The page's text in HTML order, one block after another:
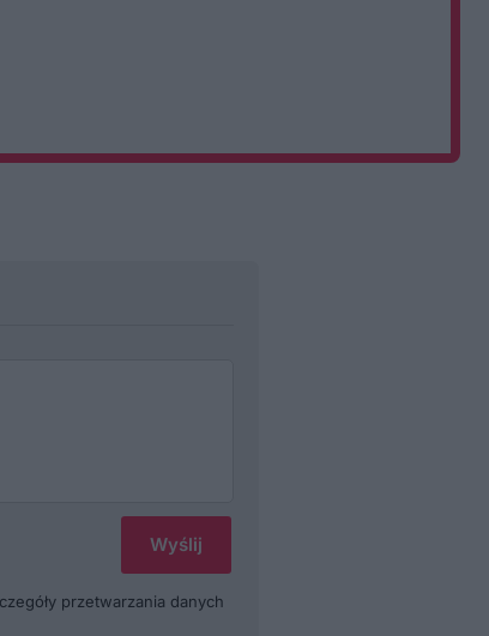
przetwarzania danych